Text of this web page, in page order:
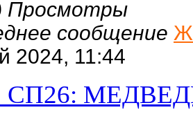
Просмотры
сообщение
2024, 11:44
СП26: